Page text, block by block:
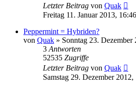
Letzter Beitrag von Quak
Freitag 11. Januar 2013, 16:46
Peppermint = Hybriden?
von Quak » Sonntag 23. Dezember
3 Antworten
52535 Zugriffe
Letzter Beitrag von Quak
Samstag 29. Dezember 2012,